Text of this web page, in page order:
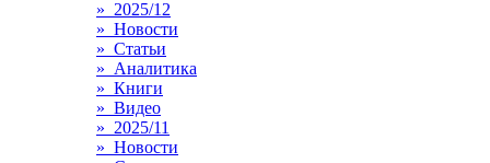
» 2025/12
» Новости
» Статьи
» Аналитика
» Книги
» Видео
» 2025/11
» Новости